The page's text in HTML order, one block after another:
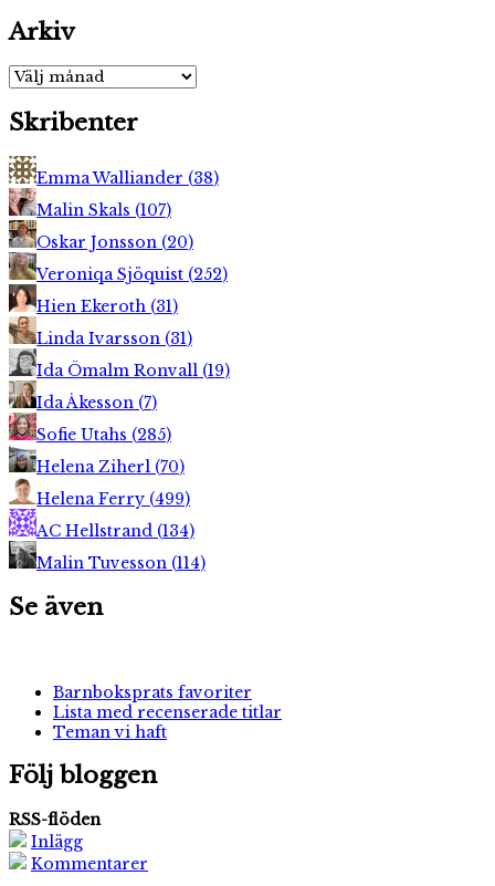
Arkiv
Arkiv
Skribenter
Emma Walliander (38)
Malin Skals (107)
Oskar Jonsson (20)
Veroniqa Sjöquist (252)
Hien Ekeroth (31)
Linda Ivarsson (31)
Ida Ömalm Ronvall (19)
Ida Åkesson (7)
Sofie Utahs (285)
Helena Ziherl (70)
Helena Ferry (499)
AC Hellstrand (134)
Malin Tuvesson (114)
Se även
Barnboksprats favoriter
Lista med recenserade titlar
Teman vi haft
Följ bloggen
RSS-flöden
Inlägg
Kommentarer